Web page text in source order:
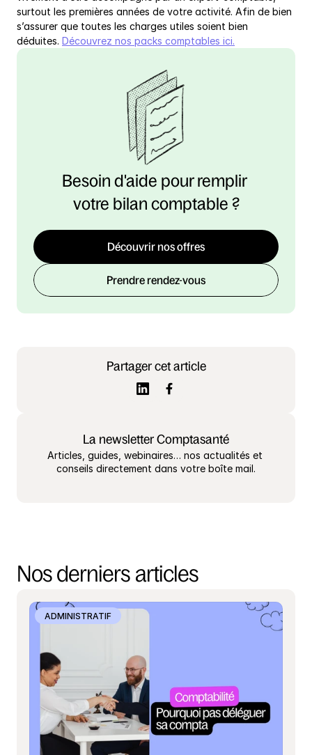
Partager cet article
La newsletter Comptasanté
Articles, guides, webinaires… nos actualités et
conseils directement dans votre boîte mail.
surtout les premières années de votre activité. Afin de bien
s’assurer que toutes les charges utiles soient bien
déduites. Découvrez nos packs comptables ici.
Besoin d'aide pour remplir
votre bilan comptable ?
Découvrir nos offres
Prendre rendez-vous
Nos derniers articles
ADMINISTRATIF